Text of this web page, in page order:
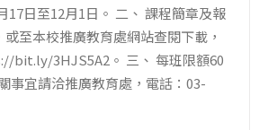
17日至12月1日。 二、 課程簡章及報
至本校推廣教育處網站查閱下載，
bit.ly/3HJS5A2。 三、 每班限額60
事宜請洽推廣教育處，電話：03-